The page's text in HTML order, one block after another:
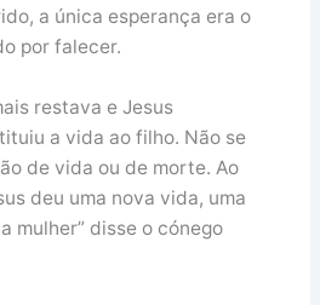
a única esperança era o
por falecer.
restava e Jesus
a vida ao filho. Não se
de vida ou de morte. Ao
deu uma nova vida, uma
mulher” disse o cónego